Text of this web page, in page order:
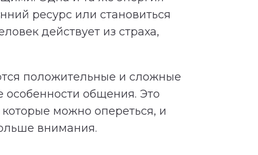
ресурс или становиться
действует из страха,
положительные и сложные
особенности общения. Это
можно опереться, и
внимания.